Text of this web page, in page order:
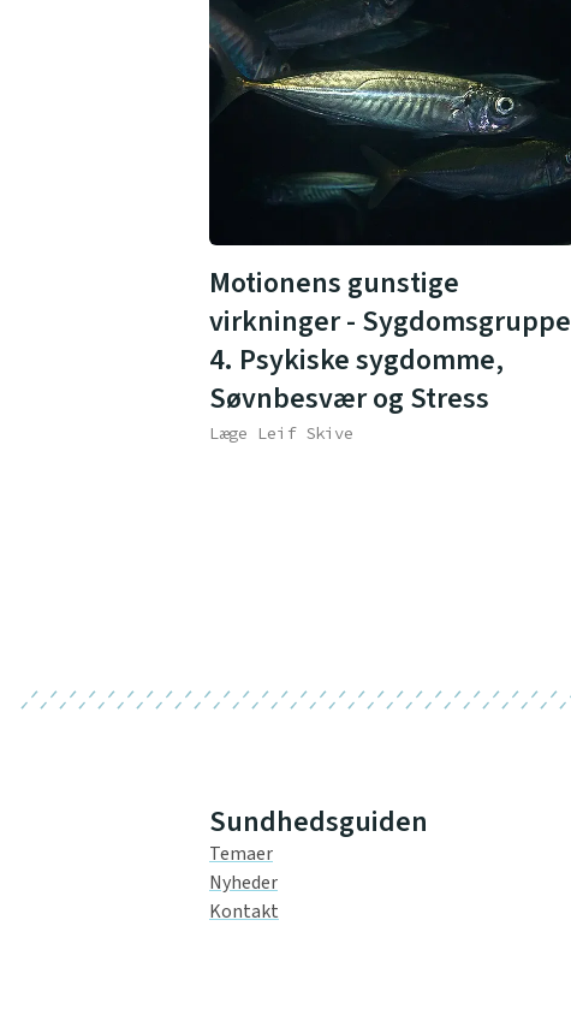
Motionens gunstige
virkninger - Sygdomsgruppe
4. Psykiske sygdomme,
Søvnbesvær og Stress
Læge Leif Skive
Sundhedsguiden
Temaer
Nyheder
Kontakt